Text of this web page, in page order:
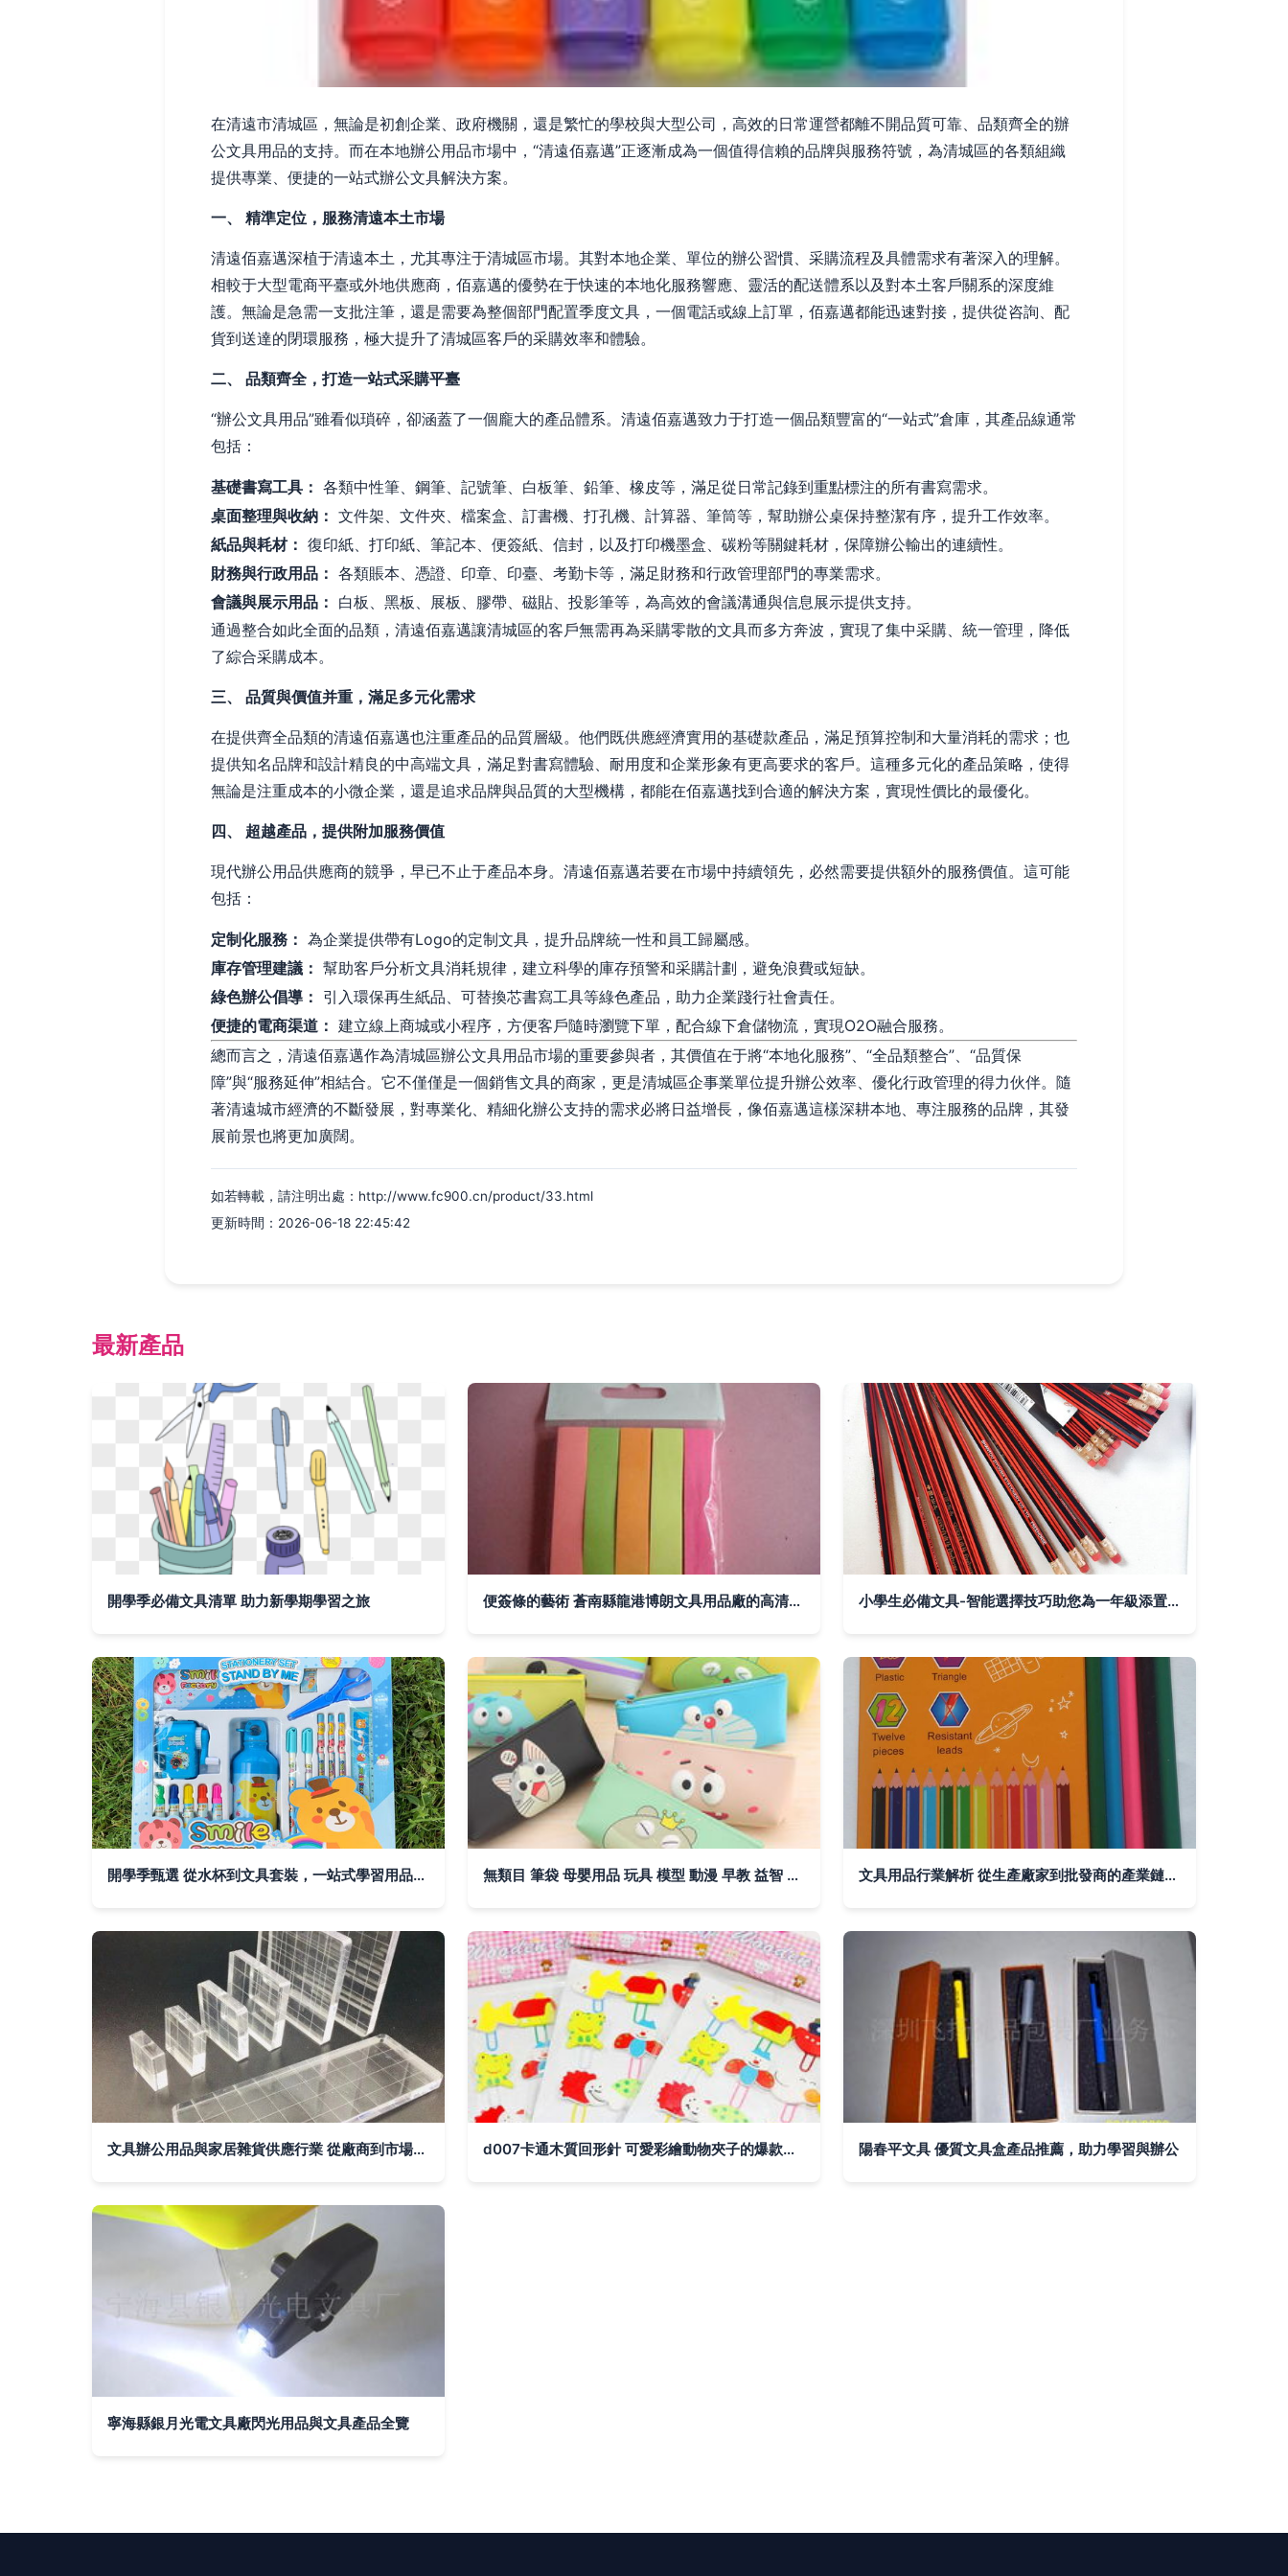
在清遠市清城區，無論是初創企業、政府機關，還是繁忙的學校與大型公司，高效的日常運營都離不開品質可靠、品類齊全的辦
公文具用品的支持。而在本地辦公用品市場中，“清遠佰嘉邁”正逐漸成為一個值得信賴的品牌與服務符號，為清城區的各類組織
提供專業、便捷的一站式辦公文具解決方案。
一、 精準定位，服務清遠本土市場
清遠佰嘉邁深植于清遠本土，尤其專注于清城區市場。其對本地企業、單位的辦公習慣、采購流程及具體需求有著深入的理解。
相較于大型電商平臺或外地供應商，佰嘉邁的優勢在于快速的本地化服務響應、靈活的配送體系以及對本土客戶關系的深度維
護。無論是急需一支批注筆，還是需要為整個部門配置季度文具，一個電話或線上訂單，佰嘉邁都能迅速對接，提供從咨詢、配
貨到送達的閉環服務，極大提升了清城區客戶的采購效率和體驗。
二、 品類齊全，打造一站式采購平臺
“辦公文具用品”雖看似瑣碎，卻涵蓋了一個龐大的產品體系。清遠佰嘉邁致力于打造一個品類豐富的“一站式”倉庫，其產品線通常
包括：
基礎書寫工具： 各類中性筆、鋼筆、記號筆、白板筆、鉛筆、橡皮等，滿足從日常記錄到重點標注的所有書寫需求。
桌面整理與收納： 文件架、文件夾、檔案盒、訂書機、打孔機、計算器、筆筒等，幫助辦公桌保持整潔有序，提升工作效率。
紙品與耗材： 復印紙、打印紙、筆記本、便簽紙、信封，以及打印機墨盒、碳粉等關鍵耗材，保障辦公輸出的連續性。
財務與行政用品： 各類賬本、憑證、印章、印臺、考勤卡等，滿足財務和行政管理部門的專業需求。
會議與展示用品： 白板、黑板、展板、膠帶、磁貼、投影筆等，為高效的會議溝通與信息展示提供支持。
通過整合如此全面的品類，清遠佰嘉邁讓清城區的客戶無需再為采購零散的文具而多方奔波，實現了集中采購、統一管理，降低
了綜合采購成本。
三、 品質與價值并重，滿足多元化需求
在提供齊全品類的清遠佰嘉邁也注重產品的品質層級。他們既供應經濟實用的基礎款產品，滿足預算控制和大量消耗的需求；也
提供知名品牌和設計精良的中高端文具，滿足對書寫體驗、耐用度和企業形象有更高要求的客戶。這種多元化的產品策略，使得
無論是注重成本的小微企業，還是追求品牌與品質的大型機構，都能在佰嘉邁找到合適的解決方案，實現性價比的最優化。
四、 超越產品，提供附加服務價值
現代辦公用品供應商的競爭，早已不止于產品本身。清遠佰嘉邁若要在市場中持續領先，必然需要提供額外的服務價值。這可能
包括：
定制化服務： 為企業提供帶有Logo的定制文具，提升品牌統一性和員工歸屬感。
庫存管理建議： 幫助客戶分析文具消耗規律，建立科學的庫存預警和采購計劃，避免浪費或短缺。
綠色辦公倡導： 引入環保再生紙品、可替換芯書寫工具等綠色產品，助力企業踐行社會責任。
便捷的電商渠道： 建立線上商城或小程序，方便客戶隨時瀏覽下單，配合線下倉儲物流，實現O2O融合服務。
總而言之，清遠佰嘉邁作為清城區辦公文具用品市場的重要參與者，其價值在于將“本地化服務”、“全品類整合”、“品質保
障”與“服務延伸”相結合。它不僅僅是一個銷售文具的商家，更是清城區企事業單位提升辦公效率、優化行政管理的得力伙伴。隨
著清遠城市經濟的不斷發展，對專業化、精細化辦公支持的需求必將日益增長，像佰嘉邁這樣深耕本地、專注服務的品牌，其發
展前景也將更加廣闊。
如若轉載，請注明出處：http://www.fc900.cn/product/33.html
更新時間：2026-06-18 22:45:42
最新產品
開學季必備文具清單 助力新學期學習之旅 便簽條的藝術 蒼南縣龍港博朗文具用品廠的高清品質之選 小學生必備文具-智能選擇技巧助您為一年級添置合適的筆試繪畫編寫程序學習寫好文字的科學選擇班
開學季甄選 從水杯到文具套裝，一站式學習用品禮盒批發指南 無類目 筆袋 母嬰用品 玩具 模型 動漫 早教 益智 學習 實驗 繪畫文具 韓磊玩具廠 蘑菇街優店 文具用品行業解析 從生產廠家到批發商的產業鏈全景
文具辦公用品與家居雜貨供應行業 從廠商到市場的發展趨勢 d007卡通木質回形針 可愛彩繪動物夾子的爆款文具選擇 陽春平文具 優質文具盒產品推薦，助力學習與辦公
寧海縣銀月光電文具廠閃光用品與文具產品全覽